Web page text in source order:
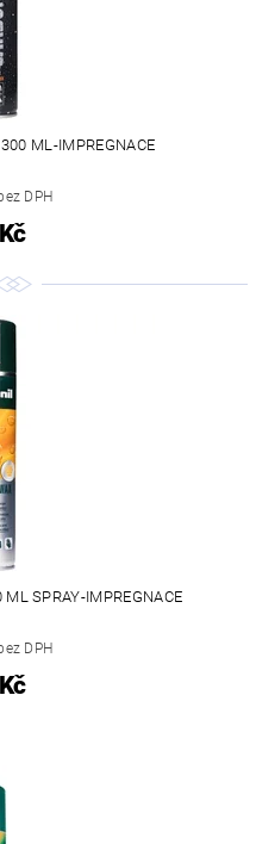
ML-IMPREGNACE
DPH
SPRAY-IMPREGNACE
DPH